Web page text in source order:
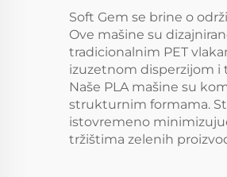
Soft Gem se brine o
Ove mašine su
tradicionalnim PET
izuzetnom disperzijom
Naše PLA mašine su
strukturnim formama.
istovremeno
tržištima zelenih